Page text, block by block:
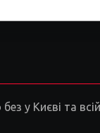
у Києві та